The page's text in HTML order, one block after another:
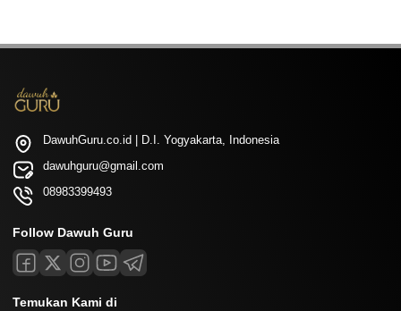
DawuhGuru.co.id | D.I. Yogyakarta, Indonesia
dawuhguru@gmail.com
08983399493
Follow Dawuh Guru
Temukan Kami di